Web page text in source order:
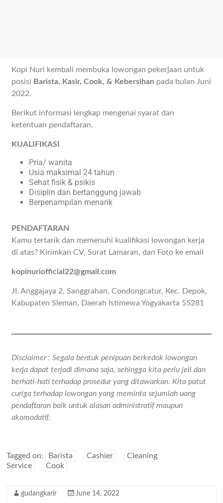
Kopi Nuri kembali membuka lowongan pekerjaan untuk
posisi Barista, Kasir, Cook, & Kebersihan pada bulan Juni
2022.
Berikut informasi lengkap mengenai syarat dan
ketentuan pendaftaran.
KUALIFIKASI
Pria/ wanita
Usia maksimal 24 tahun
Sehat fisik & psikis
Disiplin dan bertanggung jawab
Berpenampilan menarik
PENDAFTARAN
Kamu tertarik dan memenuhi kualifikasi lowongan kerja
di atas? Kirimkan CV, Surat Lamaran, dan Foto ke email
kopinuriofficial22@gmail.com
JI. Anggajaya 2, Sanggrahan, Condongcatur, Kec. Depok,
Kabupaten Sleman, Daerah Istimewa Yogyakarta 55281
Disclaimer : Segala bentuk penipuan berkedok lowongan
kerja dapat terjadi dimana saja, sehingga kita perlu jeli dan
berhati-hati terhadap prosedur yang ditawarkan. Kita patut
curiga terhadap lowongan yang meminta sejumlah uang
pendaftaran baik untuk alasan administratif maupun
akomodatif.
Tagged on: Barista Cashier
Cleaning
Service
Cook
gudangkarir June 14, 2022